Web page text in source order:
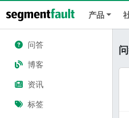
产品
问答
博客
资讯
标签